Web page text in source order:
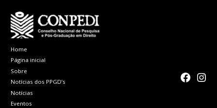
Home
Página inicial
Sobre
Notícias dos PPGD’s
Notícias
Eventos